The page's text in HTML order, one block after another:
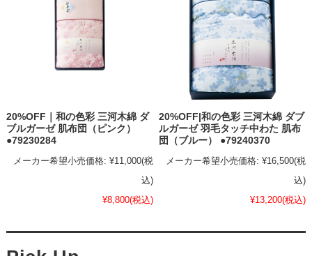
20%OFF｜和の色彩 三河木綿 ダ
ブルガーゼ 肌布団（ピンク）
●79230284
メーカー希望小売価格: ¥11,000(税
込)
¥8,800(税込)
20%OFF|和の色彩 三河木綿 ダブ
ルガーゼ 羽毛タッチ中わた 肌布
団（ブルー） ●79240370
メーカー希望小売価格: ¥16,500(税
込)
¥13,200(税込)